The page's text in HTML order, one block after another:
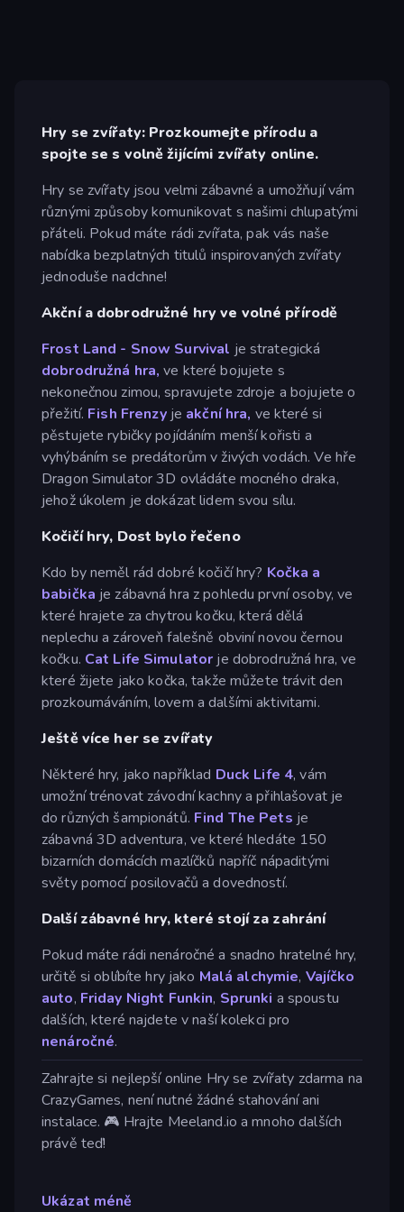
Hry se zvířaty: Prozkoumejte přírodu a
spojte se s volně žijícími zvířaty online.
Hry se zvířaty jsou velmi zábavné a umožňují vám
různými způsoby komunikovat s našimi chlupatými
přáteli. Pokud máte rádi zvířata, pak vás naše
nabídka bezplatných titulů inspirovaných zvířaty
jednoduše nadchne!
Akční a dobrodružné hry ve volné přírodě
Frost Land - Snow Survival je strategická
dobrodružná hra, ve které bojujete s
nekonečnou zimou, spravujete zdroje a bojujete o
přežití. Fish Frenzy je akční hra, ve které si
pěstujete rybičky pojídáním menší kořisti a
vyhýbáním se predátorům v živých vodách. Ve hře
Dragon Simulator 3D ovládáte mocného draka,
jehož úkolem je dokázat lidem svou sílu.
Kočičí hry, Dost bylo řečeno
Kdo by neměl rád dobré kočičí hry? Kočka a
babička je zábavná hra z pohledu první osoby, ve
které hrajete za chytrou kočku, která dělá
neplechu a zároveň falešně obviní novou černou
kočku. Cat Life Simulator je dobrodružná hra, ve
které žijete jako kočka, takže můžete trávit den
prozkoumáváním, lovem a dalšími aktivitami.
Ještě více her se zvířaty
Některé hry, jako například Duck Life 4, vám
umožní trénovat závodní kachny a přihlašovat je
do různých šampionátů. Find The Pets je
zábavná 3D adventura, ve které hledáte 150
bizarních domácích mazlíčků napříč nápaditými
světy pomocí posilovačů a dovedností.
Další zábavné hry, které stojí za zahrání
Pokud máte rádi nenáročné a snadno hratelné hry,
určitě si oblíbíte hry jako Malá alchymie, Vajíčko
auto, Friday Night Funkin, Sprunki a spoustu
dalších, které najdete v naší kolekci pro
nenáročné.
Zahrajte si nejlepší online Hry se zvířaty zdarma na
CrazyGames, není nutné žádné stahování ani
instalace. 🎮 Hrajte Meeland.io a mnoho dalších
právě teď!
Ukázat méně